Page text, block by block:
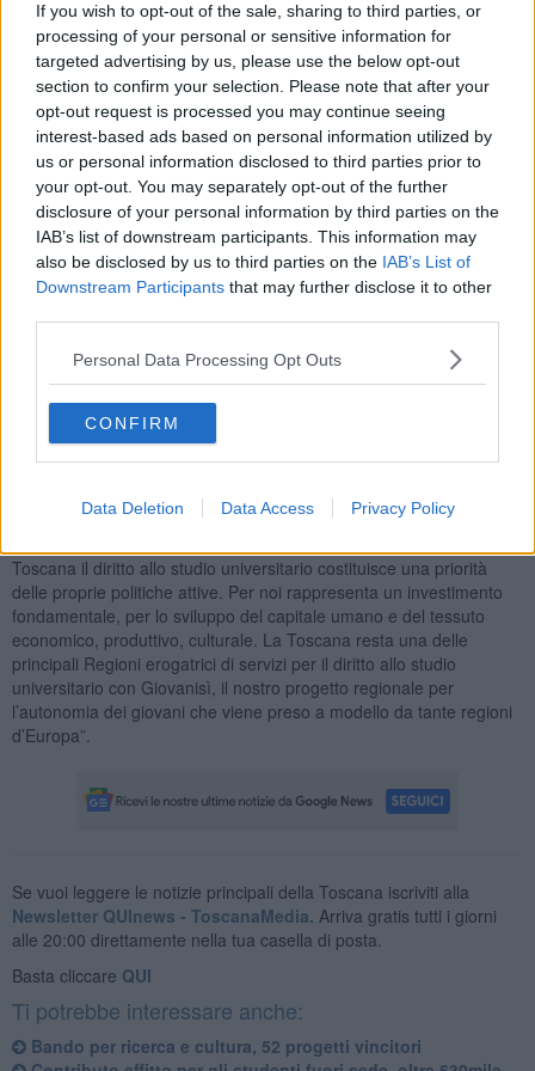
If you wish to opt-out of the sale, sharing to third parties, or
processing of your personal or sensitive information for
targeted advertising by us, please use the below opt-out
section to confirm your selection. Please note that after your
opt-out request is processed you may continue seeing
interest-based ads based on personal information utilized by
us or personal information disclosed to third parties prior to
your opt-out. You may separately opt-out of the further
disclosure of your personal information by third parties on the
IAB’s list of downstream participants. This information may
also be disclosed by us to third parties on the IAB’s List of
Downstream Participants that may further disclose it to other
Personal Data Processing Opt Outs
CONFIRM
Data Deletion Data Access Privacy Policy
alloggio gratuito nelle residenze universitarie.
Dei 16.187 beneficiari, 6.922 sono iscritti all'Ateneo di Firenze,
6.143 all'università di Pisa e 3.122 agli Atenei di Siena. Un numero,
come detto, più alto rispetto all'anno scorso, quando i beneficiari
erano stati circa 15mila.
Un incremento, spiega una nota della Regione, "Dovuto alla scelta
di Regione Toscana di innalzare le soglie dell'indicatore della
situazione economica equivalente (Isee) passato a 27mila euro da
25mila e dell'indicatore della situazione patrimoniale (Ispe) portato
da 57.187,53 a 60mila". Anche gli importi delle borse "Saranno più
Nella fascia intermedia di reddito Isee la borsa vale 7.016 euro per
le/i fuori sede (dai 6.657 dello scorso anno), 4.100 euro per le/i
pendolari (da 3.890 euro), 2.828 euro per chi studia “in sede”
(rispetto ai 2.683 euro dell’anno accademico 2023/2024)".
Regione Eugenio Giani – siamo riusciti grazie alle risorse regionali
e al lavoro dell’Azienda Dsu non solo a soddisfare tutti gli aventi
Toscana il diritto allo studio universitario costituisce una priorità
delle proprie politiche attive. Per noi rappresenta un investimento
fondamentale, per lo sviluppo del capitale umano e del tessuto
economico, produttivo, culturale. La Toscana resta una delle
principali Regioni erogatrici di servizi per il diritto allo studio
universitario con Giovanisì, il nostro progetto regionale per
l’autonomia dei giovani che viene preso a modello da tante regioni
d’Europa”.
Se vuoi leggere le notizie principali della Toscana iscriviti alla
Newsletter QUInews - ToscanaMedia. Arriva gratis tutti i giorni
alle 20:00 direttamente nella tua casella di posta.
Basta cliccare QUI
Ti potrebbe interessare anche:
Bando per ricerca e cultura, 52 progetti vincitori